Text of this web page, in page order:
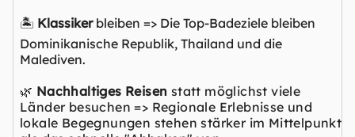
🏝️ Klassiker bleiben => Die Top-Badeziele bleiben
Dominikanische Republik, Thailand und die
Malediven.
🌿 Nachhaltiges Reisen statt möglichst viele
Länder besuchen => Regionale Erlebnisse und
lokale Begegnungen stehen stärker im Mittelpunkt